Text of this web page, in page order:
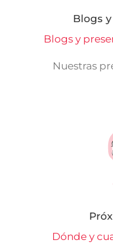
Blogs
Blogs y
Nuestras
Dónde y